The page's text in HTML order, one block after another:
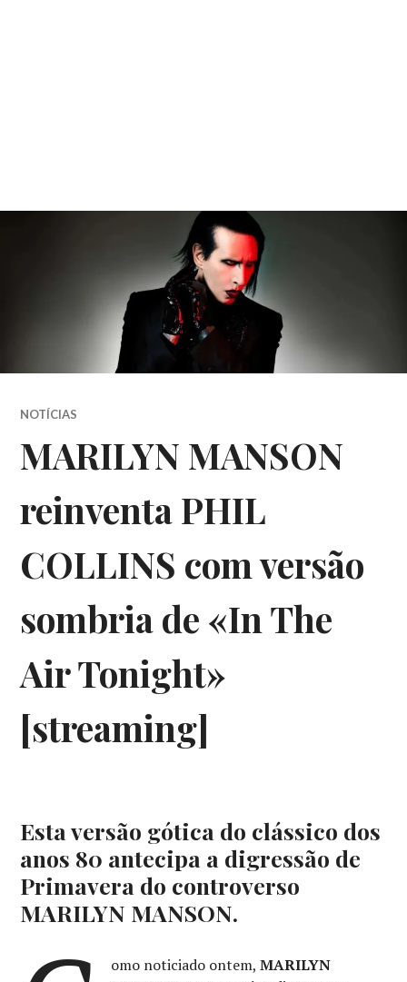
NOTÍCIAS
MARILYN MANSON
reinventa PHIL
COLLINS com versão
sombria de «In The
Air Tonight»
[streaming]
Esta versão gótica do clássico dos
anos 80 antecipa a digressão de
Primavera do controverso
MARILYN MANSON.
omo noticiado ontem, MARILYN